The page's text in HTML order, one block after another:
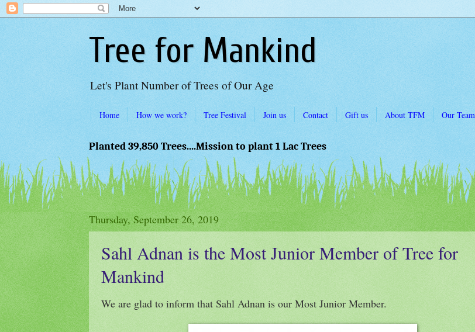
Tree for Mankind
Let's Plant Number of Trees of Our Age
Home How we work? Tree Festival Join us Contact Gift us About TFM Our Team
Planted 39,850 Trees....Mission to plant 1 Lac Trees
Thursday, September 26, 2019
Sahl Adnan is the Most Junior Member of Tree for
Mankind
We are glad to inform that Sahl Adnan is our Most Junior Member.